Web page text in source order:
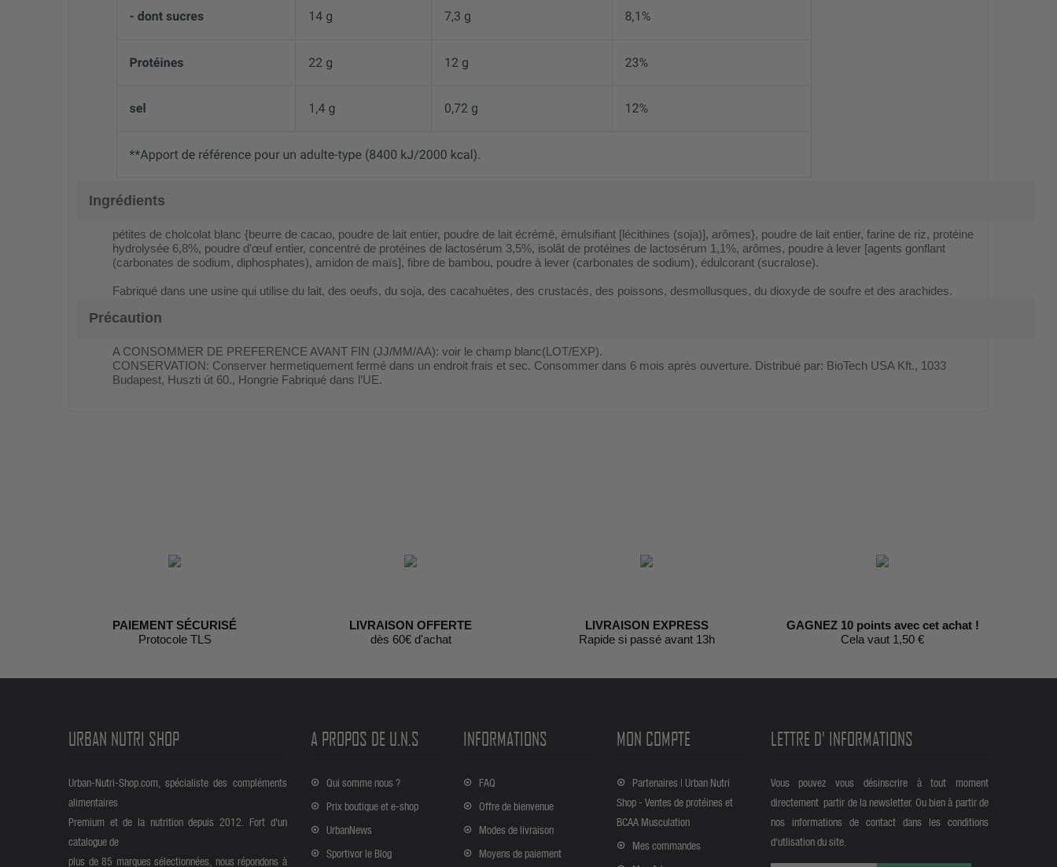
Ingrédients
pétites de cholcolat blanc {beurre de cacao, poudre de lait entier, poudre de lait écrémé, émulsifiant [lécithines (soja)], arômes}, poudre de lait entier, farine de riz, protéine
hydrolysée 6,8%, poudre d'œuf entier, concentré de protéines de lactosérum 3,5%, isolât de protéines de lactosérum 1,1%, arômes, poudre à lever [agents gonflant
(carbonates de sodium, diphosphates), amidon de maïs], fibre de bambou, poudre à lever (carbonates de sodium), édulcorant (sucralose).
Fabriqué dans une usine qui utilise du lait, des oeufs, du soja, des cacahuètes, des crustacés, des poissons, desmollusques, du dioxyde de soufre et des arachides.
Précaution
A CONSOMMER DE PREFERENCE AVANT FIN (JJ/MM/AA): voir le champ blanc(LOT/EXP).
CONSERVATION: Conserver hermetiquement fermé dans un endroit frais et sec. Consommer dans 6 mois après ouverture. Distribué par: BioTech USA Kft., 1033
Budapest, Huszti út 60., Hongrie Fabriqué dans l’UE.
PAIEMENT SÉCURISÉ
Protocole TLS
LIVRAISON OFFERTE
dès 60€ d'achat
LIVRAISON EXPRESS
Rapide si passé avant 13h
GAGNEZ 10 points avec cet achat !
Cela vaut 1,50 €
URBAN NUTRI SHOP
Urban-Nutri-Shop.com, spécialiste des compléments
alimentaires
Premium et de la nutrition depuis 2012. Fort d'un
catalogue de
plus de 85 marques sélectionnées, nous répondons à
A PROPOS DE U.N.S
Qui somme nous ?
Prix boutique et e-shop
UrbanNews
Sportivor le Blog
INFORMATIONS
FAQ
Offre de bienvenue
Modes de livraison
Moyens de paiement
MON COMPTE
Partenaires | Urban Nutri
Shop - Ventes de protéines et
BCAA Musculation
Mes commandes
LETTRE D' INFORMATIONS
Vous pouvez vous désinscrire à tout moment
directement partir de la newsletter. Ou bien à partir de
nos informations de contact dans les conditions
d'utlisation du site.